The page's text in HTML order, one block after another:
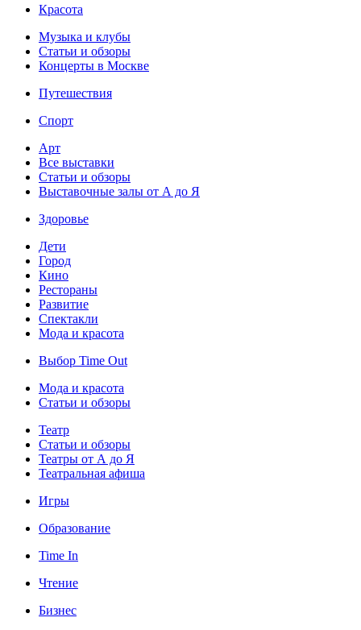
Красота
Музыка и клубы
Статьи и обзоры
Концерты в Москве
Путешествия
Спорт
Арт
Все выставки
Статьи и обзоры
Выставочные залы от А до Я
Здоровье
Дети
Город
Кино
Рестораны
Развитие
Спектакли
Мода и красота
Выбор Time Out
Мода и красота
Статьи и обзоры
Театр
Статьи и обзоры
Театры от А до Я
Театральная афиша
Игры
Образование
Time In
Чтение
Бизнес